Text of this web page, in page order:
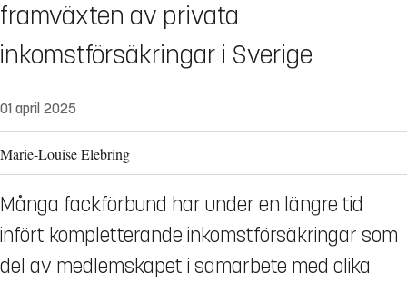
framväxten av privata
inkomstförsäkringar i Sverige
01 april 2025
Marie-Louise Elebring
Många fackförbund har under en längre tid
infört kompletterande inkomstförsäkringar som
del av medlemskapet i samarbete med olika